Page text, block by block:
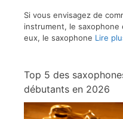
Si vous envisagez de
instrument, le
eux, le saxophone Lire
Top 5 des
débutants en 2026